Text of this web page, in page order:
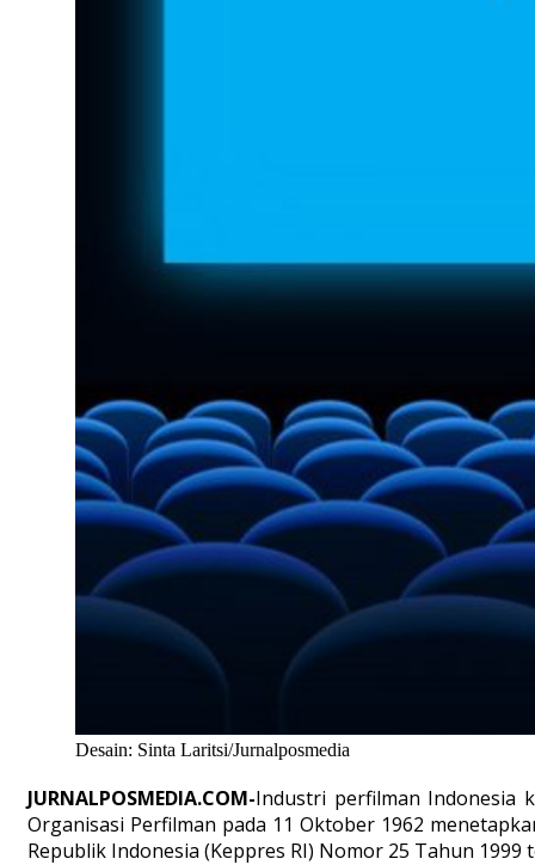
Desain: Sinta Laritsi/Jurnalposmedia
JURNALPOSMEDIA.COM-Industri perfilman Indonesia
Organisasi Perfilman pada 11 Oktober 1962
Republik Indonesia (Keppres RI) Nomor 25 Tahun